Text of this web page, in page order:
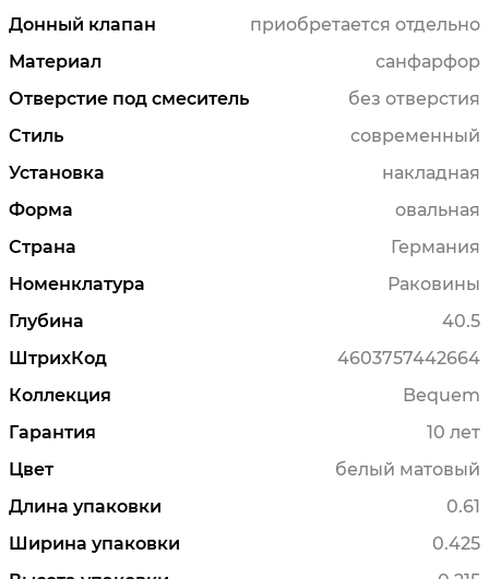
Донный клапан
приобретается отдельно
Материал
санфарфор
Отверстие под смеситель
без отверстия
Стиль
современный
Установка
накладная
Форма
овальная
Страна
Германия
Номенклатура
Раковины
Глубина
40.5
ШтрихКод
4603757442664
Коллекция
Bequem
Гарантия
10 лет
Цвет
белый матовый
Длина упаковки
0.61
Ширина упаковки
0.425